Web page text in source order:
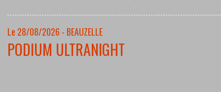
Le 28/08/2026 - BEAUZELLE
PODIUM ULTRANIGHT